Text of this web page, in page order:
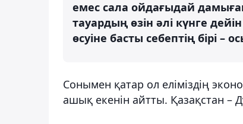
емес сала ойдағыдай
тауардың өзін әлі күнге
өсуіне басты себептің бірі
Сонымен қатар ол еліміздің
ашық екенін айтты. Қазақстан –